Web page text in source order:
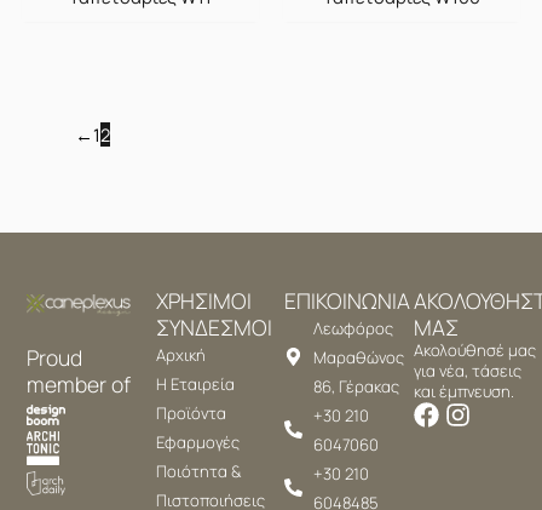
←12
Proud
member of
ΧΡΗΣΙΜΟΙ
ΣΥΝΔΕΣΜΟΙ
Αρχική
Η Εταιρεία
Προϊόντα
Εφαρμογές
Ποιότητα &
Πιστοποιήσεις
ΕΠΙΚΟΙΝΩΝΙΑ
Λεωφόρος
Μαραθώνος
86, Γέρακας
+30 210
6047060
+30 210
6048485
ΜΑΣ
Ακολούθησέ μας
για νέα, τάσεις
και έμπνευση.